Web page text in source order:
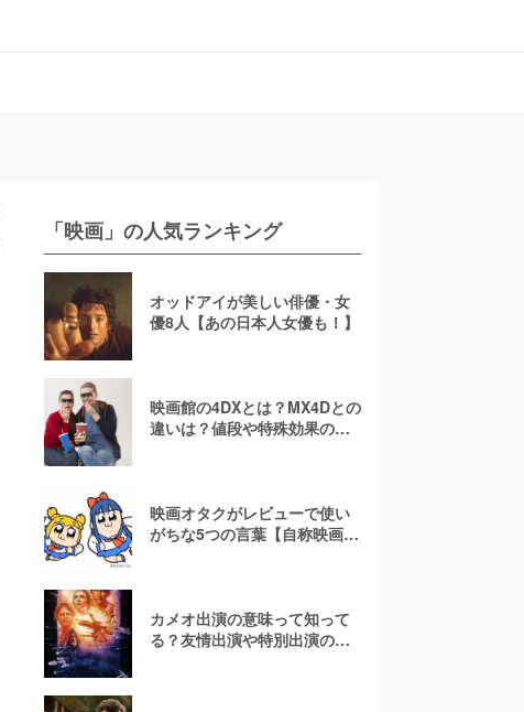
「映画」の人気ランキング
オッドアイが美しい俳優・女
優8人【あの日本人女優も！】
映画館の4DXとは？MX4Dとの
違いは？値段や特殊効果の注
映画オタクがレビューで使い
がちな5つの言葉【自称映画オ
カメオ出演の意味って知って
る？友情出演や特別出演の違